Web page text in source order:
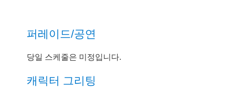
퍼레이드/공연
당일 스케줄은 미정입니다.
캐릭터 그리팅